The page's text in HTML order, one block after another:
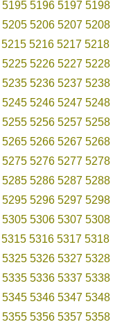
5195 5196 5197 5198
5205 5206 5207 5208
5215 5216 5217 5218
5225 5226 5227 5228
5235 5236 5237 5238
5245 5246 5247 5248
5255 5256 5257 5258
5265 5266 5267 5268
5275 5276 5277 5278
5285 5286 5287 5288
5295 5296 5297 5298
5305 5306 5307 5308
5315 5316 5317 5318
5325 5326 5327 5328
5335 5336 5337 5338
5345 5346 5347 5348
5355 5356 5357 5358